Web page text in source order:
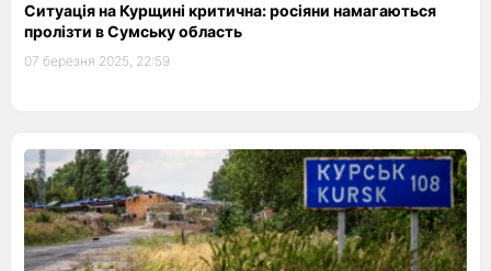
Ситуація на Курщині критична: росіяни намагаються
пролізти в Сумську область
07 березня 2025, 22:59